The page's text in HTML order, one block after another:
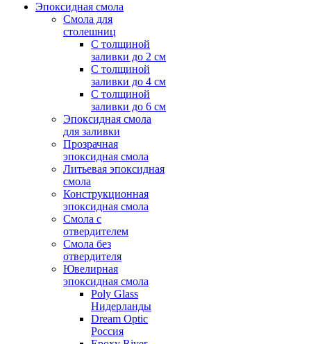
Эпоксидная смола
Смола для
столешниц
С толщиной
заливки до 2 см
С толщиной
заливки до 4 см
С толщиной
заливки до 6 см
Эпоксидная смола
для заливки
Прозрачная
эпоксидная смола
Литьевая эпоксидная
смола
Конструкционная
эпоксидная смола
Смола с
отвердителем
Смола без
отвердителя
Ювелирная
эпоксидная смола
Poly Glass
Нидерланды
Dream Optic
Россия